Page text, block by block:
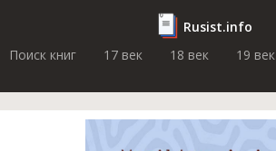
Rusist.info
Поиск книг
17 век 18 век 19 век